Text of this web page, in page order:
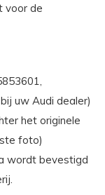
voor de
uw Audi dealer)
het originele
foto)
wordt bevestigd